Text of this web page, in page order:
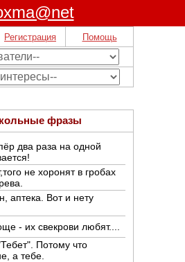
Регистрация Помощь
фразы
два раза на одной
не хоронят в гробах
аптека. Вот и нету
- их свекрови любят....
Потому что
а тебе.